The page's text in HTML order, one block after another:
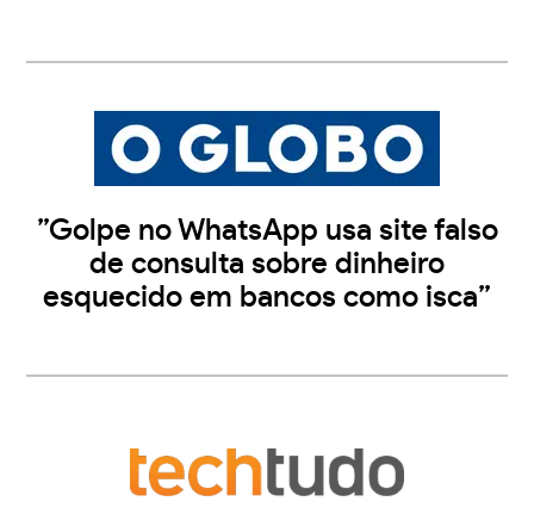
”Golpe no WhatsApp usa site falso
de consulta sobre dinheiro
esquecido em bancos como isca”